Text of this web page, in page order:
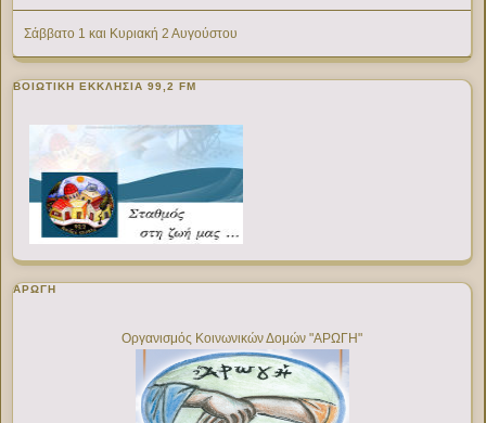
Σάββατο 1 και Κυριακή 2 Αυγούστου
ΒΟΙΩΤΙΚΉ ΕΚΚΛΗΣΊΑ 99,2 FM
ΑΡΩΓΗ
Οργανισμός Κοινωνικών Δομών "ΑΡΩΓΗ"